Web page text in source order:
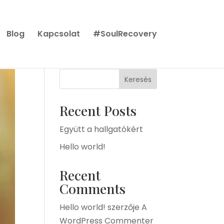
Blog Kapcsolat #SoulRecovery
Keresés
Recent Posts
Együtt a hallgatókért
Hello world!
Recent
Comments
Hello world! szerzőjeA
WordPress Commenter